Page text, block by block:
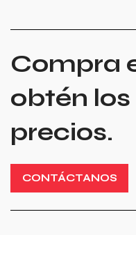
Compra
obtén
precios.
CONTÁCTANOS